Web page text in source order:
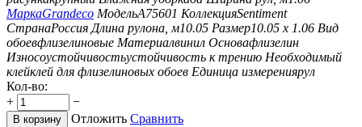
МаркаGrandeco МодельA75601 КоллекцияSentiment
СтранаРоссия Длина рулона, м10.05 Размер10.05 х 1.06 Вид
обоевфлизелиновые Материалвинил Основафлизелин
Износоустойчивостьустойчивость к трению Необходимый
клейклей для флизелиновых обоев Единица измерениярул
Кол-во:
+
−
В корзину Отложить Сравнить